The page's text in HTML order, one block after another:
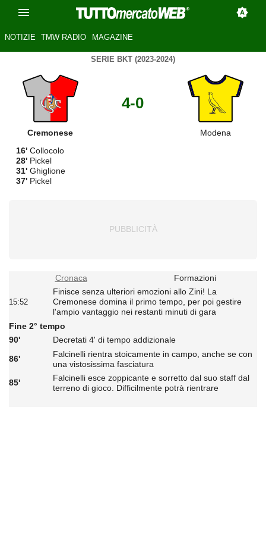
NOTIZIE TMW RADIO MAGAZINE
SERIE BKT (2023-2024)
Cremonese
4-0
Modena
16' Collocolo
28' Pickel
31' Ghiglione
37' Pickel
Cronaca Formazioni
15:52
Finisce senza ulteriori emozioni allo Zini! La
Cremonese domina il primo tempo, per poi gestire
l'ampio vantaggio nei restanti minuti di gara
Fine 2° tempo
90'
Decretati 4' di tempo addizionale
86'
Falcinelli rientra stoicamente in campo, anche se con
una vistosissima fasciatura
85'
Falcinelli esce zoppicante e sorretto dal suo staff dal
terreno di gioco. Difficilmente potrà rientrare